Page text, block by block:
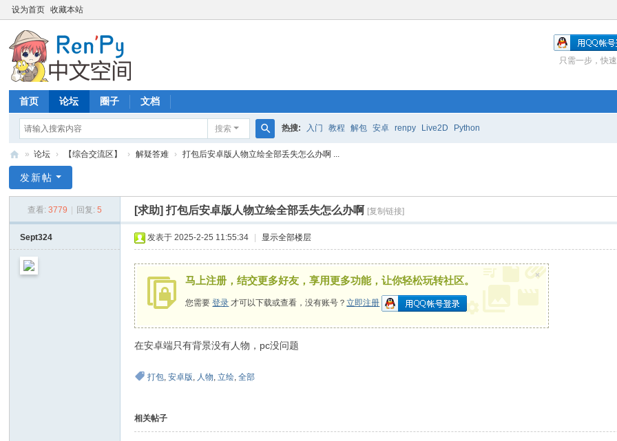
设为首页 收藏本站
只需一步，快
首页 论坛 圈子 文档
搜索
搜
热搜: 入门 教程 解包 安卓 renpy Live2D Python
en
文
» 论坛 › 【综合交流区】 › 解疑答难 › 打包后安卓版人物立绘全部丢失怎么办啊 ...
发新帖
查看: 3779 回复: 5 [求助]打包后安卓版人物立绘全部丢失怎么办啊 [复制链接]
Sept324 发表于 2025-2-25 11:55:34 显示全部楼层
马上注册，结交更多好友，享用更多功能，让你轻松玩转社区。
您需要登录 才可以下载或查看，没有账号？立即注册
×
在安卓端只有背景没有人物，pc没问题
打包,安卓版, 人物,立绘,全部
相关帖子